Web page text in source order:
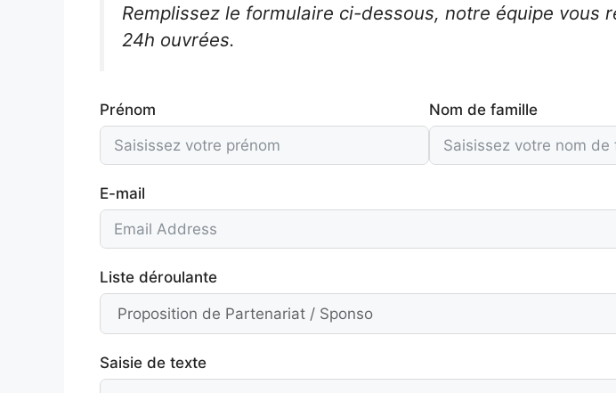
Remplissez le formulaire ci-dessous, notre équipe vous
24h ouvrées.
Prénom Nom de famille
E-mail
Liste déroulante
Saisie de texte